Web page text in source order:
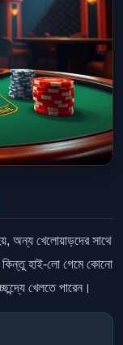
অন্য খেলোয়াড়দের সাথে
হাই-লো গেমে কোনো
খেলতে পারেন।